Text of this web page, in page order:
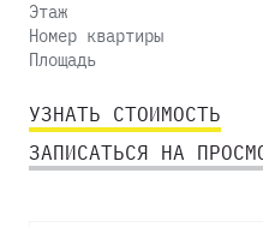
Этаж
Номер квартиры
Площадь
УЗНАТЬ СТОИМОСТЬ
ЗАПИСАТЬСЯ НА